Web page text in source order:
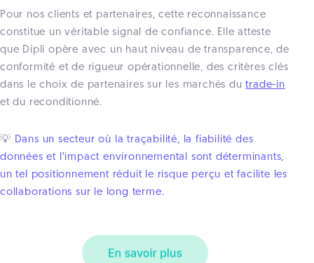
Pour nos clients et partenaires, cette reconnaissance
constitue un véritable signal de confiance. Elle atteste
que Dipli opère avec un haut niveau de transparence, de
conformité et de rigueur opérationnelle, des critères clés
dans le choix de partenaires sur les marchés dutrade-in
et du reconditionné.
💡 Dans un secteur où la traçabilité, la fiabilité des
données et l’impact environnemental sont déterminants,
un tel positionnement réduit le risque perçu et facilite les
collaborations sur le long terme.